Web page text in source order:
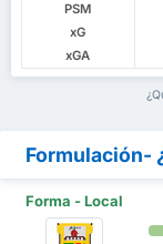
PSM
xG
xGA
Formulación-
Forma - Local